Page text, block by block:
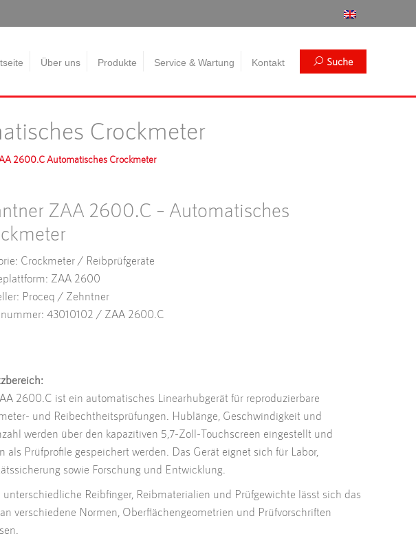
Über uns Produkte Service & Wartung Kontakt Search:Suche
Crockmeter
2600.C Automatisches Crockmeter
ZAA 2600.C – Automatisches
Crockmeter / Reibprüfgeräte
ZAA 2600
Proceq / Zehntner
43010102 / ZAA 2600.C
2600.C ist ein automatisches Linearhubgerät für reproduzierbare
und Reibechtheitsprüfungen. Hublänge, Geschwindigkeit und
werden über den kapazitiven 5,7-Zoll-Touchscreen eingestellt und
als Prüfprofile gespeichert werden. Das Gerät eignet sich für Labor,
sowie Forschung und Entwicklung.
unterschiedliche Reibfinger, Reibmaterialien und Prüfgewichte lässt sich das
verschiedene Normen, Oberflächengeometrien und Prüfvorschriften